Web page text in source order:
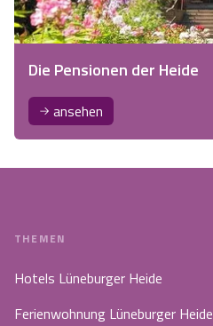
Die Pensionen der Heide
ansehen
THEMEN
Hotels Lüneburger Heide
Ferienwohnung Lüneburger Heide